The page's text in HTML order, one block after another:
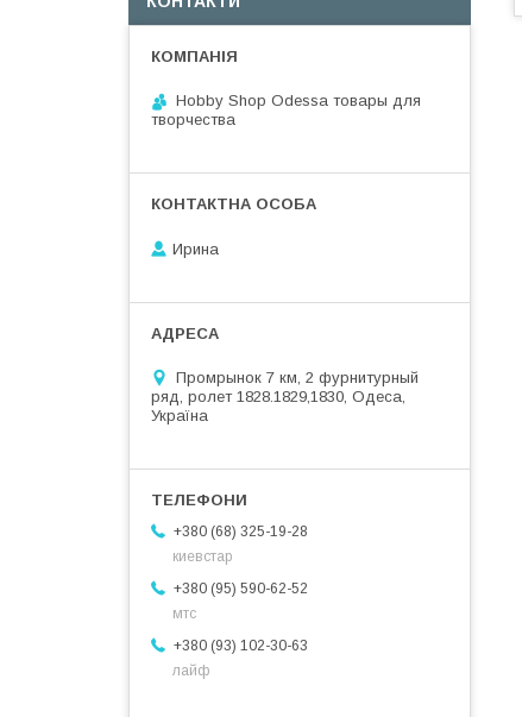
Hobby Shop Odessa товары для
творчества
Ирина
Промрынок 7 км, 2 фурнитурный
ряд, ролет 1828.1829,1830, Одеса,
Україна
+380 (68) 325-19-28
киевстар
+380 (95) 590-62-52
мтс
+380 (93) 102-30-63
лайф